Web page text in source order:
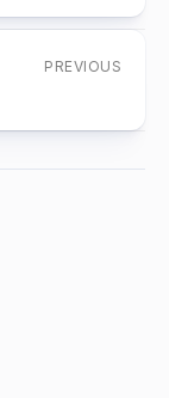
PREVIOUS